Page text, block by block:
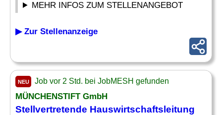
MEHR INFOS ZUM STELLENANGEBOT
▶ Zur Stellenanzeige
NEU Job vor 2 Std. bei JobMESH gefunden
MÜNCHENSTIFT GmbH
Stellvertretende Hauswirtschaftsleitung